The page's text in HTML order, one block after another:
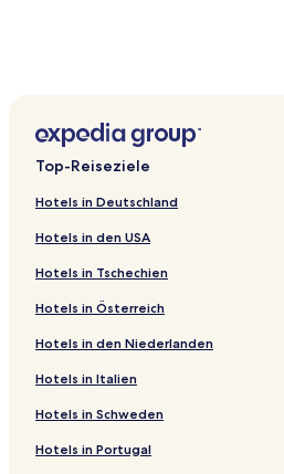
Amaroo Hotels
Hotels nahe Orange
Wyalong Hotels
Portland Hotels
Gobarralong Hotels
Bland Shire: Hotels
Top-Reiseziele
Hotels in Deutschland
Hotels in den USA
Hotels in Tschechien
Hotels in Österreich
Hotels in den Niederlanden
Hotels in Italien
Hotels in Schweden
Hotels in Portugal